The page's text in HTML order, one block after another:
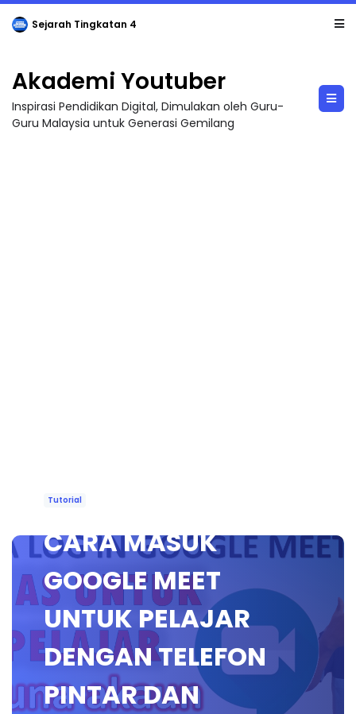
Sejarah Tingkatan 4
Akademi Youtuber
Inspirasi Pendidikan Digital, Dimulakan oleh Guru-
Guru Malaysia untuk Generasi Gemilang
Tutorial
CARA MASUK
GOOGLE MEET
UNTUK PELAJAR
DENGAN TELEFON
PINTAR DAN